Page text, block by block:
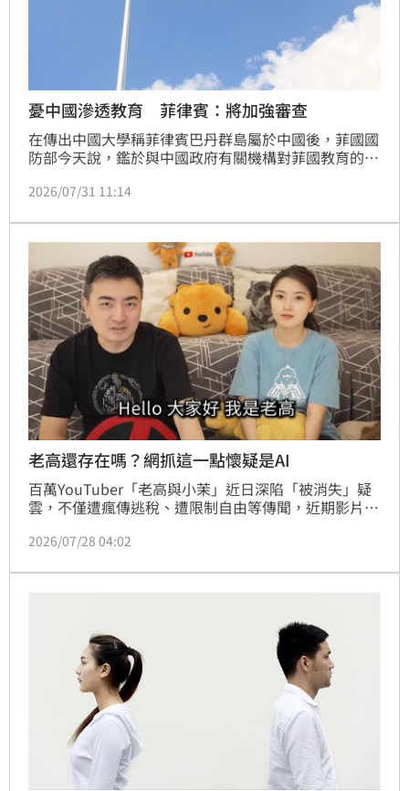
憂中國滲透教育 菲律賓：將加強審查
在傳出中國大學稱菲律賓巴丹群島屬於中國後，菲國國
防部今天說，鑑於與中國政府有關機構對菲國教育的影
化交流加強審查。
2026/07/31 11:14
老高還存在嗎？網抓這一點懷疑是AI
百萬YouTuber「老高與小茉」近日深陷「被消失」疑
雲，不僅遭瘋傳逃稅、遭限制自由等傳聞，近期影片風
今藝人梁赫群一家搭乘新加坡迪士尼郵輪巧遇老高，妻
息網友質疑，相關話題持續延燒。
2026/07/28 04:02